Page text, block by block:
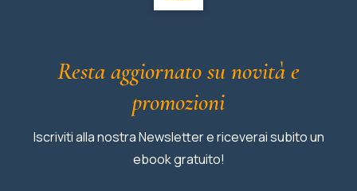
Resta aggiornato su novità e
promozioni
Iscriviti alla nostra Newsletter e riceverai subito un
ebook gratuito!